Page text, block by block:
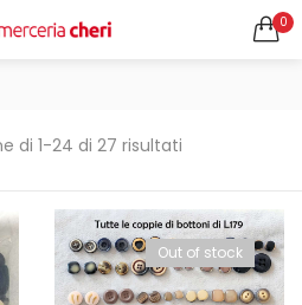
0
di 1-24 di 27 risultati
Out of stock